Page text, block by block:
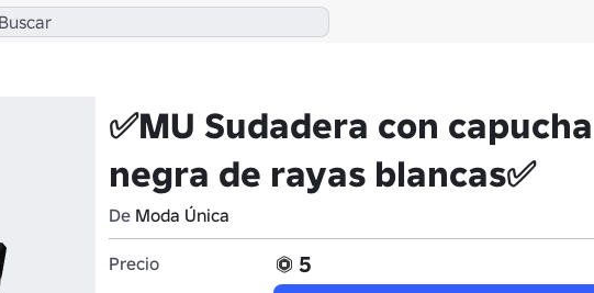
✅MU Sudadera con capucha
negra de rayas blancas✅
De Moda Única
Precio
5